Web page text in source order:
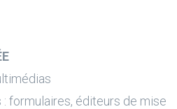
formulaires, éditeurs de mise